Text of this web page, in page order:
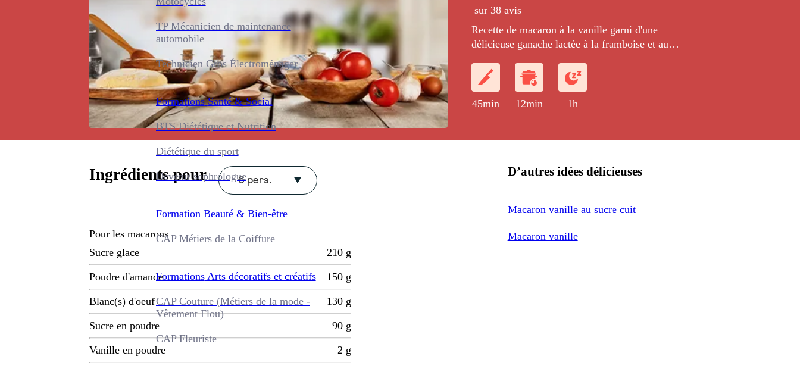
TP Mécanicien de maintenance
automobile
Technicien Gros Électroménager
Formations Santé & Social
BTS Diététique et Nutrition
Diététique du sport
Devenir sophrologue
Formation Beauté & Bien-être
CAP Métiers de la Coiffure
Formations Arts décoratifs et créatifs
CAP Couture (Métiers de la mode -
Vêtement Flou)
CAP Fleuriste
sur 38 avis
Recette de macaron à la vanille garni d'une
délicieuse ganache lactée à la framboise et au
45min 12min 1h
Ingrédients pour 6 pers.
Pour les macarons
Sucre glace
210 g
Poudre d'amande 150 g
Blanc(s) d'oeuf 130 g
Sucre en poudre 90 g
Vanille en poudre 2 g
D’autres idées délicieuses
Macaron vanille au sucre cuit
Macaron vanille